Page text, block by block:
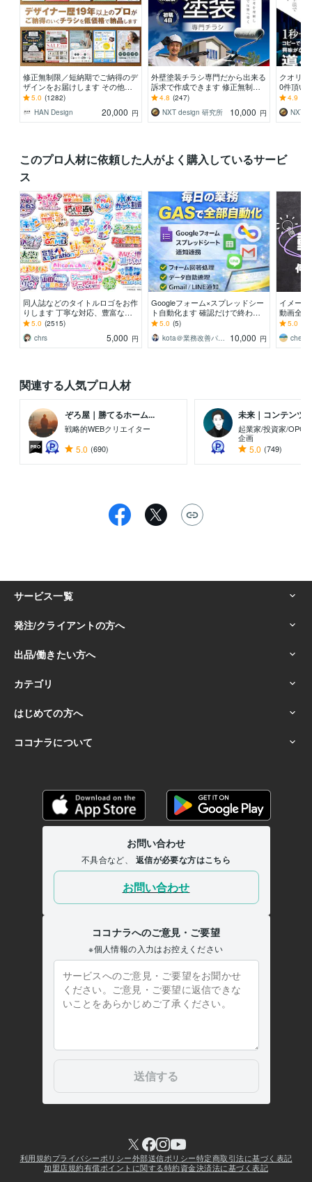
修正無制限／短納期でご納得のデ
ザインをお届けします その他、
パンフ・ポスター・メニュー・名
刺・看板 etc.
5.0 (1282)
HAN Design
20,000 円
外壁塗装チラシ専門だから出来る
訴求で作成できます 修正無制
限！信頼感を大切にしたポスティ
ング反響重視デザイン
4.8 (247)
NXT design 研究所
10,000 円
クオリ
0件頂い
25年デ
チラシ
4.9
NXT
このプロ人材に依頼した人がよく購入しているサービ
ス
同人誌などのタイトルロゴをお作
りします 丁寧な対応、豊富なテ
イスト、スピード納品を心がけて
います！
5.0 (2515)
chrs
5,000 円
Googleフォーム×スプレッドシー
ト自動化ます 確認だけで終わる
仕組み作ります（実績35件）
5.0 (5)
10,000 円
イメー
動画全
のこと
い！
5.0
関連する人気プロ人材
ぞろ屋｜勝てるホーム...
戦略的WEBクリエイター
5.0 (690)
未来｜コンテンツ
起業家/投資家/OPC
企画
5.0 (749)